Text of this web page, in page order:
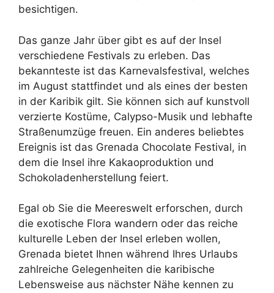
besichtigen.
Das ganze Jahr über gibt es auf der Insel
verschiedene Festivals zu erleben. Das
bekannteste ist das Karnevalsfestival, welches
im August stattfindet und als eines der besten
in der Karibik gilt. Sie können sich auf kunstvoll
verzierte Kostüme, Calypso-Musik und lebhafte
Straßenumzüge freuen. Ein anderes beliebtes
Ereignis ist das Grenada Chocolate Festival, in
dem die Insel ihre Kakaoproduktion und
Schokoladenherstellung feiert.
Egal ob Sie die Meereswelt erforschen, durch
die exotische Flora wandern oder das reiche
kulturelle Leben der Insel erleben wollen,
Grenada bietet Ihnen während Ihres Urlaubs
zahlreiche Gelegenheiten die karibische
Lebensweise aus nächster Nähe kennen zu